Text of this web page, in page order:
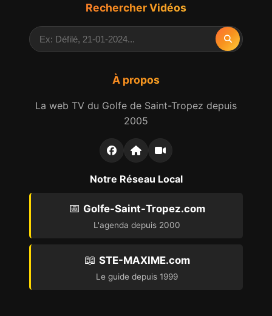
À propos
La web TV du Golfe de Saint-Tropez depuis
2005
Notre Réseau Local
📅 Golfe-Saint-Tropez.com
L'agenda depuis 2000
📖 STE-MAXIME.com
Le guide depuis 1999
Rechercher Vidéos